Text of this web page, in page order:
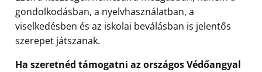
gondolkodásban, a nyelvhasználatban, a
viselkedésben és az iskolai beválásban is jelentős
szerepet játszanak.
Ha szeretnéd támogatni az országos Védőangyal